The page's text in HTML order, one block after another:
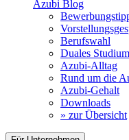
Azubi Blog
Berufswahl
Duales Studium
Azubi-Alltag
Rund um die
Azubi-Gehalt
Downloads
» zur Übersicht